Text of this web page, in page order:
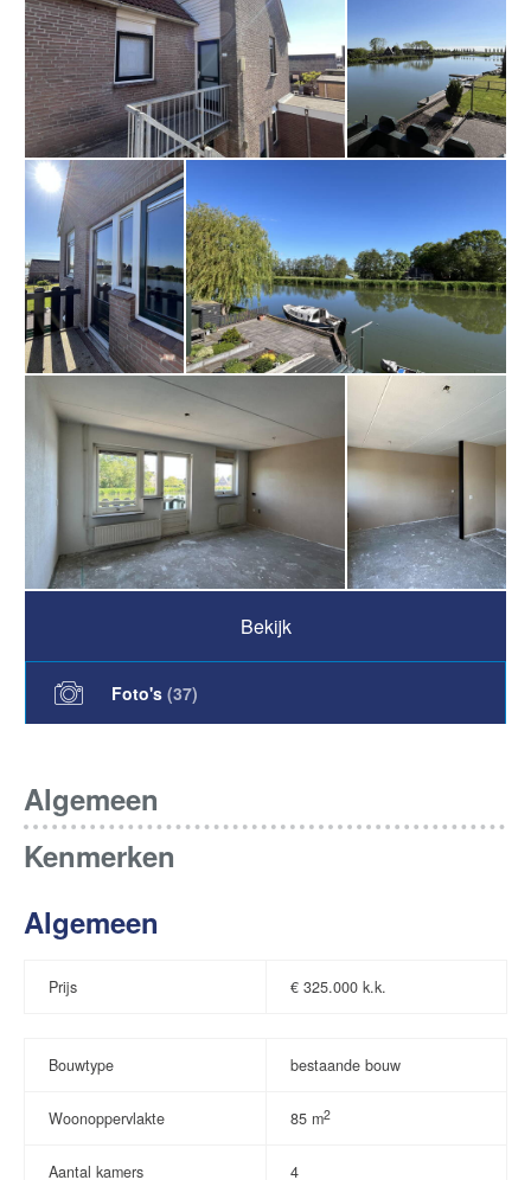
Bekijk
Foto's (37)
Algemeen
Kenmerken
Algemeen
Prijs € 325.000 k.k.
Bouwtype bestaande bouw
Woonoppervlakte 85 m2
Aantal kamers 4